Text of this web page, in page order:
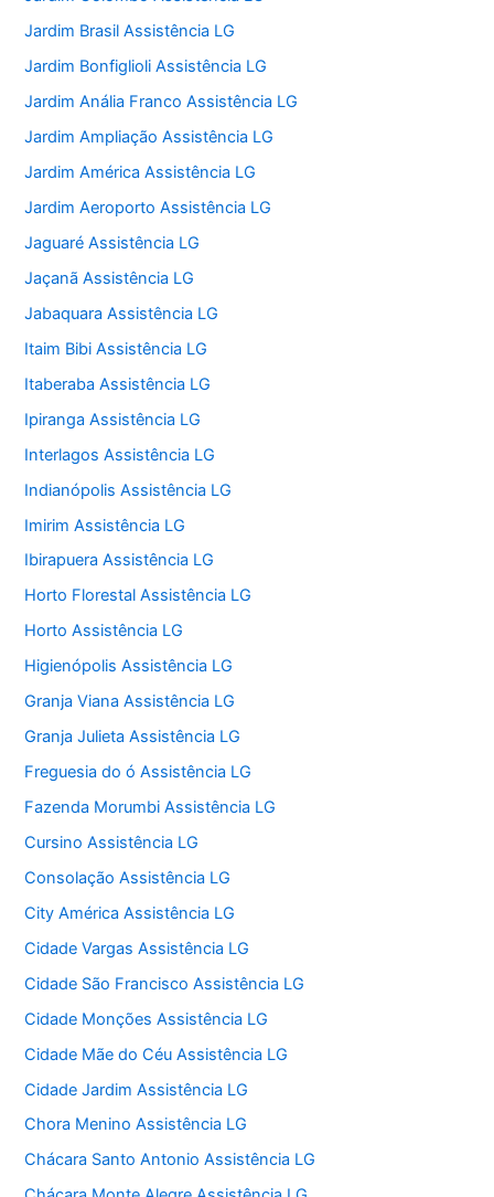
Jardim Brasil Assistência LG
Jardim Bonfiglioli Assistência LG
Jardim Anália Franco Assistência LG
Jardim Ampliação Assistência LG
Jardim América Assistência LG
Jardim Aeroporto Assistência LG
Jaguaré Assistência LG
Jaçanã Assistência LG
Jabaquara Assistência LG
Itaim Bibi Assistência LG
Itaberaba Assistência LG
Ipiranga Assistência LG
Interlagos Assistência LG
Indianópolis Assistência LG
Imirim Assistência LG
Ibirapuera Assistência LG
Horto Florestal Assistência LG
Horto Assistência LG
Higienópolis Assistência LG
Granja Viana Assistência LG
Granja Julieta Assistência LG
Freguesia do ó Assistência LG
Fazenda Morumbi Assistência LG
Cursino Assistência LG
Consolação Assistência LG
City América Assistência LG
Cidade Vargas Assistência LG
Cidade São Francisco Assistência LG
Cidade Monções Assistência LG
Cidade Mãe do Céu Assistência LG
Cidade Jardim Assistência LG
Chora Menino Assistência LG
Chácara Santo Antonio Assistência LG